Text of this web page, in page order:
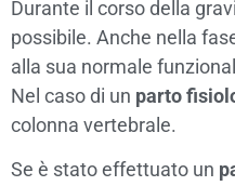
Durante il corso della
possibile. Anche nella
alla sua normale
Nel caso di un parto
colonna vertebrale.
Se è stato effettuato un